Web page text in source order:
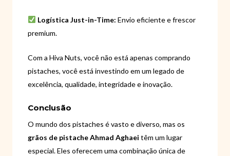
Logística Just-in-Time: Envio eficiente e frescor
premium.
Com a Hiva Nuts, você não está apenas comprando
pistaches, você está investindo em um legado de
excelência, qualidade, integridade e inovação.
Conclusão
O mundo dos pistaches é vasto e diverso, mas os
grãos de pistache Ahmad Aghaei têm um lugar
especial. Eles oferecem uma combinação única de